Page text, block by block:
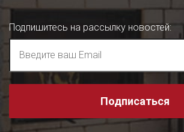
Подпишитесь на рассылку новостей:
Подписаться